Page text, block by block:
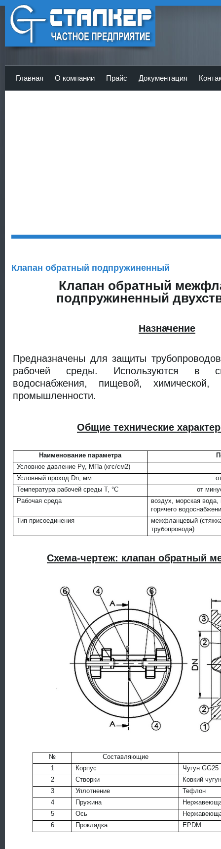
ЧП Сталкер - Главная
Главная О компании Прайс Документация
Клапан обратный подпружиненный
Клапан обратный
подпружиненный
Назначение
Предназначены для защиты
рабочей среды. Используются в
водоснабжения, пищевой,
промышленности.
Общие технические
Наименование параметра
Условное давление Ру, МПа (кгс/см2)
Условный проход Dn, мм
Температура рабочей среды Т, °С
от
Рабочая среда
воздух, морская
горячего
Тип присоединения
межфланцевый
трубопровода)
Схема-чертеж: клапан обратный
№
Составляющие
1
Корпус
Чугун GG25
2
Створки
Ковкий
3
Уплотнение
Тефлон
4
Пружина
5
Ось
6
Прокладка EPDM